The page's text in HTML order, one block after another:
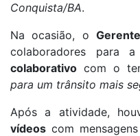
Conquista/BA.
Na ocasião, o Gerente
colaboradores para a
colaborativo com o
para um trânsito mais
Após a atividade,
vídeos com